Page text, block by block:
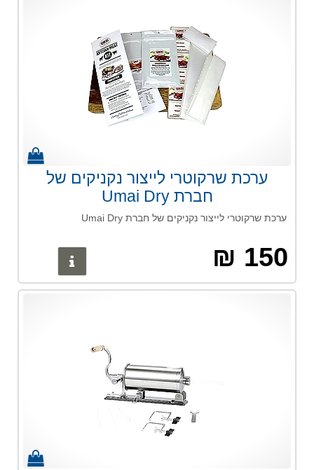
ערכת שרקוטרי לייצור נקניקים של
חברת Umai Dry
ערכת שרקוטרי לייצור נקניקים של חברת Umai Dry
150 ₪